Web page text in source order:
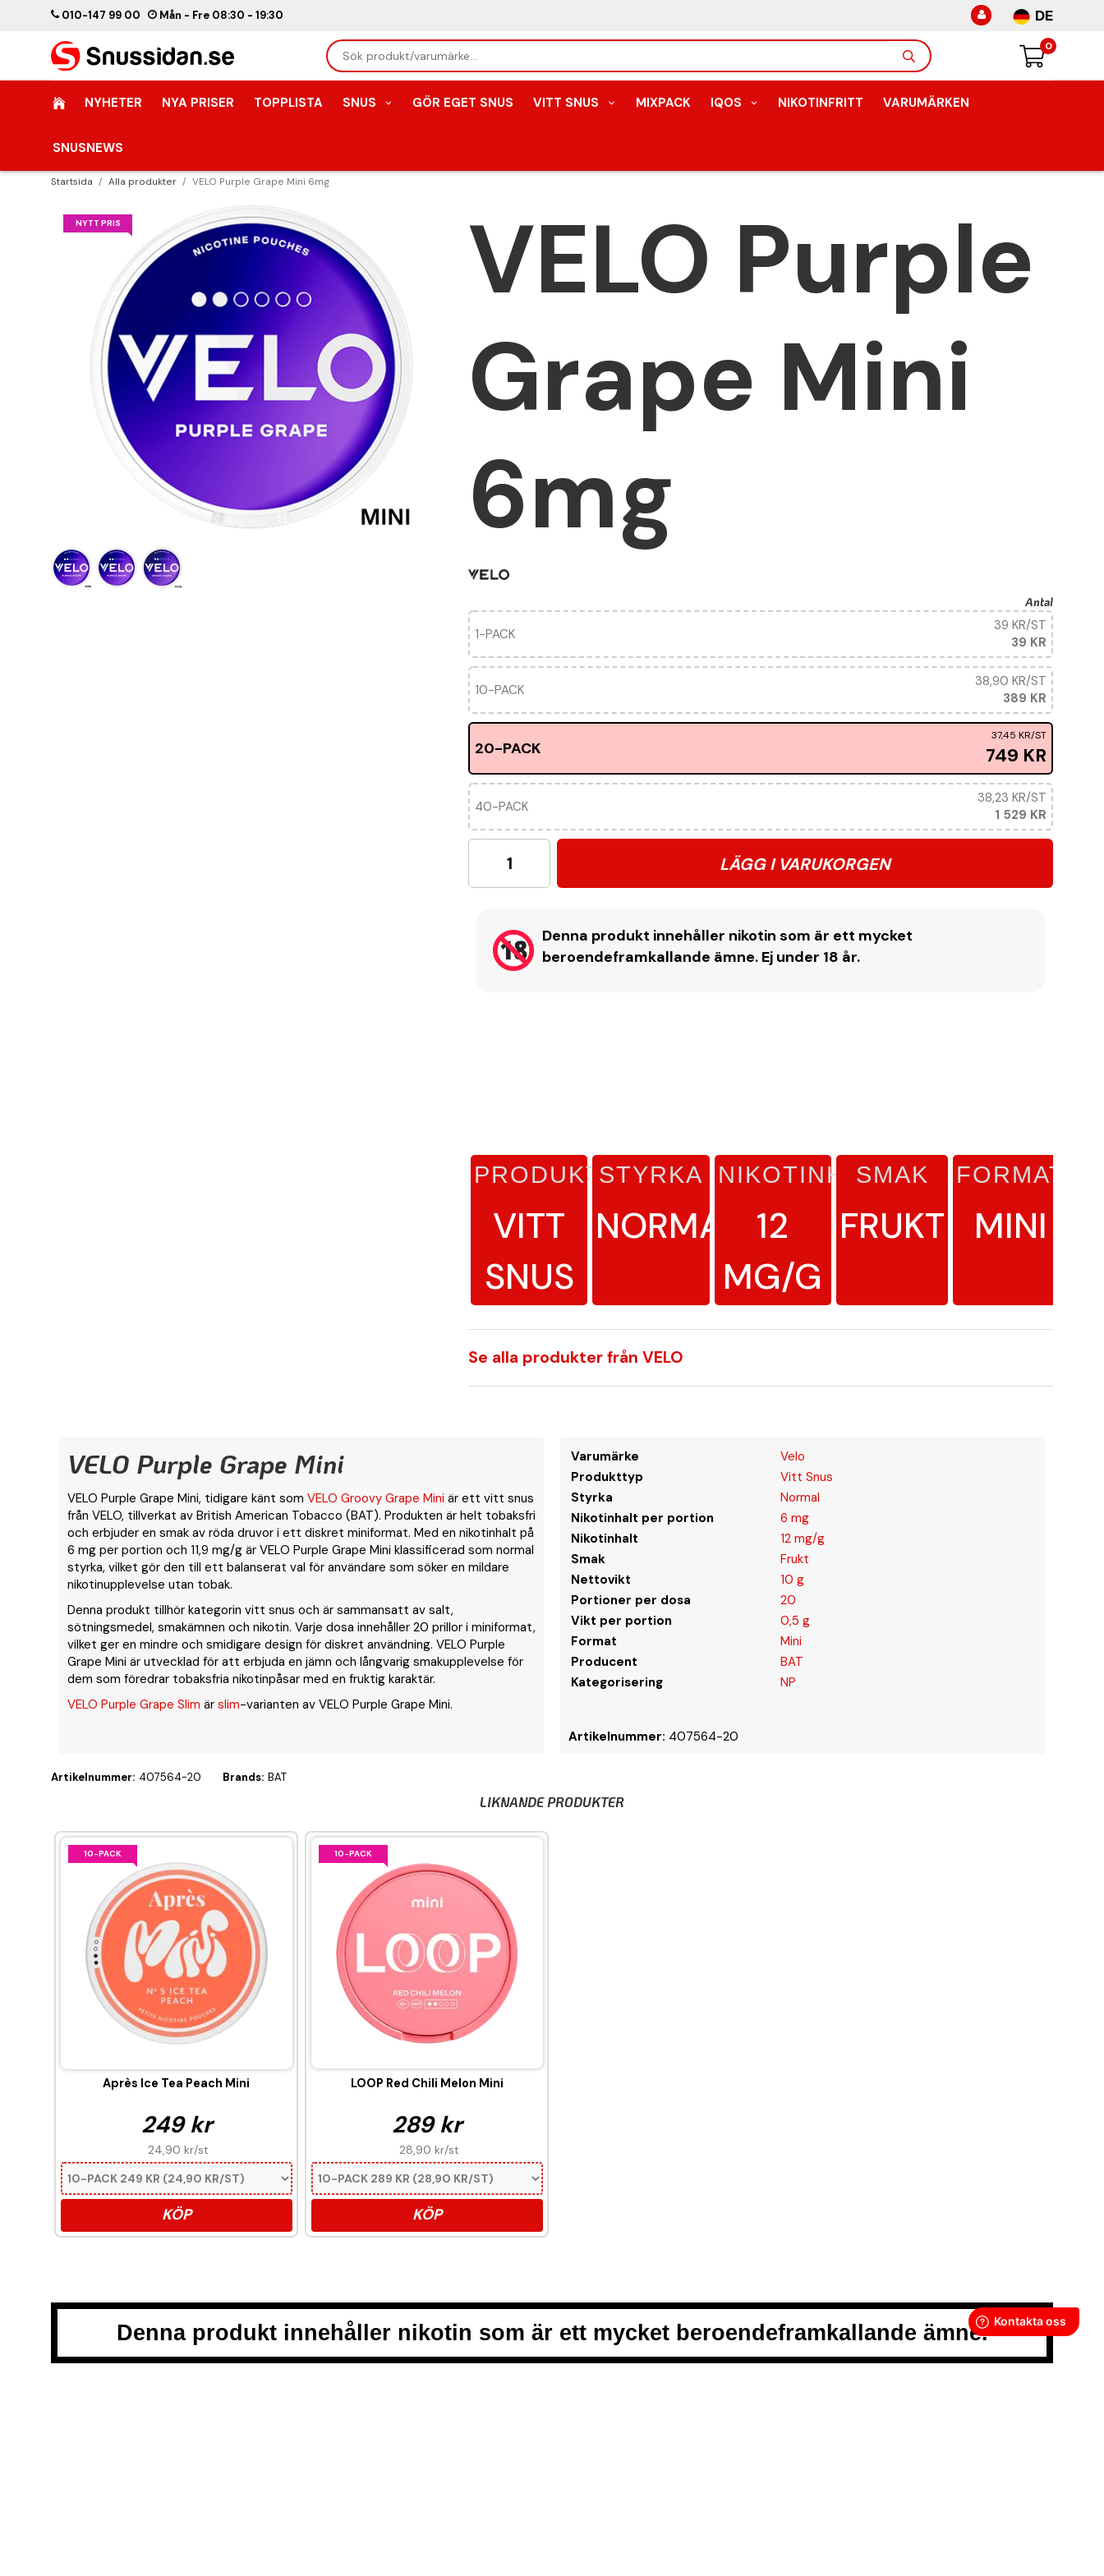
010-147 99 00 Mån - Fre 08:30 - 19:30 DE
0
NYHETER NYA PRISER TOPPLISTA SNUS GÖR EGET SNUS VITT SNUS MIXPACK IQOS NIKOTINFRITT VARUMÄRKEN
SNUSNEWS
Startsida / Alla produkter / VELO Purple Grape Mini 6mg
NYTT PRIS
VELO Purple
Grape Mini
6mg
Antal
1-PACK
39 KR
39 KR/ST
10-PACK
389 KR
38,90 KR/ST
20-PACK 749 KR
37,45 KR/ST
40-PACK
1 529 KR
38,23 KR/ST
LÄGG I VARUKORGEN
Denna produkt innehåller nikotin som är ett mycket
beroendeframkallande ämne. Ej under 18 år.
PRODUKTTYP
VITT
SNUS
STYRKA
NORMAL
NIKOTINHALT
12
MG/G
SMAK
FRUKT
FORMAT
MINI
Se alla produkter från VELO
VELO Purple Grape Mini
VELO Purple Grape Mini, tidigare känt som VELO Groovy Grape Mini är ett vitt snus
från VELO, tillverkat av British American Tobacco (BAT). Produkten är helt tobaksfri
och erbjuder en smak av röda druvor i ett diskret miniformat. Med en nikotinhalt på
6 mg per portion och 11,9 mg/g är VELO Purple Grape Mini klassificerad som normal
styrka, vilket gör den till ett balanserat val för användare som söker en mildare
nikotinupplevelse utan tobak.
Denna produkt tillhör kategorin vitt snus och är sammansatt av salt,
sötningsmedel, smakämnen och nikotin. Varje dosa innehåller 20 prillor i miniformat,
vilket ger en mindre och smidigare design för diskret användning. VELO Purple
Grape Mini är utvecklad för att erbjuda en jämn och långvarig smakupplevelse för
dem som föredrar tobaksfria nikotinpåsar med en fruktig karaktär.
VELO Purple Grape Slim är slim-varianten av VELO Purple Grape Mini.
Varumärke
Velo
Produkttyp
Vitt Snus
Styrka
Normal
Nikotinhalt per portion
6 mg
Nikotinhalt
12 mg/g
Smak
Frukt
Nettovikt
10 g
Portioner per dosa
20
Vikt per portion
0,5 g
Format
Mini
Producent
BAT
Kategorisering
NP
Artikelnummer: 407564-20
Artikelnummer: 407564-20 Brands: BAT
LIKNANDE PRODUKTER
10-PACK
Après Ice Tea Peach Mini
249 kr
24,90 kr/st
KÖP
10-PACK
LOOP Red Chili Melon Mini
289 kr
28,90 kr/st
KÖP
Denna produkt innehåller nikotin som är ett mycket beroendeframkallande ämne.